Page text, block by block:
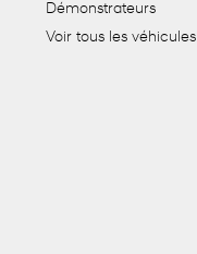
Démonstrateurs
Voir tous les véhicules